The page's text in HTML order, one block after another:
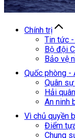
Chính trị
Tin tức
Bộ đội
Bảo vệ
Quốc phòng -
Quân
Hải
An ninh
Vì chủ quyền
Điểm
Chung